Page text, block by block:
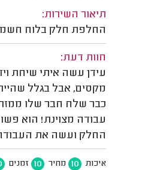
תיאור השירות:
החלפת חלק בלוח
חוות דעת:
עידן עשה איתי שיחת
מקסים, אבל בגלל
כבר שלח חבר שלו
עבודה מצוינת! הוא
החלק ועשה את העבודה
איכות 10 מחיר 10 זמנים